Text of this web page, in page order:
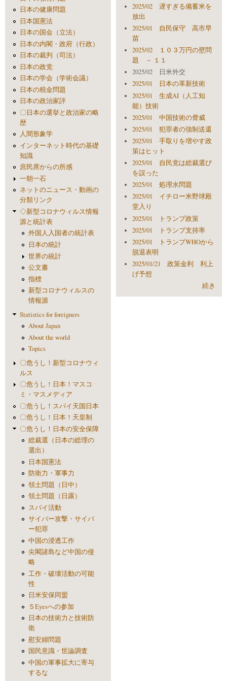
日本の健康問題
日本国憲法
日本の国会（立法）
日本の内閣・政府（行政）
日本の裁判（司法）
日本の政党
日本の学会（学術会議）
日本の税金問題
日本の政治家評
〇日本の選挙と政治家の略
歴
人間形象学
インターネット時代の基礎
知識
庶民席からの所感
一朝一石
ネットのニュース・動画の
分類リンク
◇新型コロナウィルス情報
源と統計表
外国人入国者の統計表
日本の統計
世界の統計
公文書
指標
新型コロナウィルスの
情報源
Statistics for foreigners
About Japan
About the world
Topics
〇危うし！新型コロナウィ
ルス
〇危うし！日本！マスコ
ミ・マスメディア
〇危うし！スパイ天国日本
〇危うし！日本！天皇制
〇危うし！日本の安全保障
総裁選（日本の総理の
選出）
日本国憲法
防衛力・軍事力
領土問題（日中）
領土問題（日露）
スパイ活動
サイバー攻撃・サイバ
ー犯罪
中国の浸透工作
尖閣諸島など中国の侵
略
工作・破壊活動の可能
性
日米安保同盟
５Eyesへの参加
日本の技術力と技術防
衛
慰安婦問題
国民意識・世論調査
中国の軍事拡大に寄与
するな
2025/02 遅すぎる備蓄米を
放出
2025/01 自民保守 高市早
苗
2025/02 １０３万円の壁問
題 － １１
2025/02 日米外交
2025/01 日本の革新技術
2025/01 生成AI（人工知
能）技術
2025/01 中国技術の脅威
2025/01 犯罪者の強制送還
2025/01 手取りを増やす政
策はヒット
2025/01 自民党は総裁選び
を誤った
2025/01 処理水問題
2025/01 イチロー米野球殿
堂入り
2025/01 トランプ政策
2025/01 トランプ支持率
2025/01 トランプWHOから
脱退表明
2025/01/21 政策金利 利上
げ予想
続き